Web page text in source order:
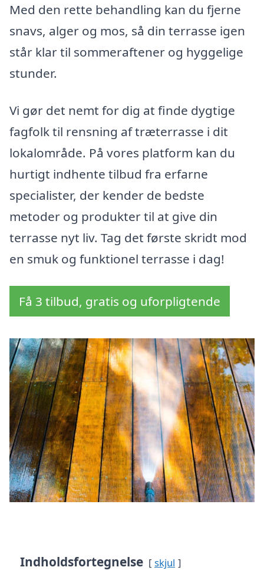
Med den rette behandling kan du fjerne
snavs, alger og mos, så din terrasse igen
står klar til sommeraftener og hyggelige
stunder.
Vi gør det nemt for dig at finde dygtige
fagfolk til rensning af træterrasse i dit
lokalområde. På vores platform kan du
hurtigt indhente tilbud fra erfarne
specialister, der kender de bedste
metoder og produkter til at give din
terrasse nyt liv. Tag det første skridt mod
en smuk og funktionel terrasse i dag!
Få 3 tilbud, gratis og uforpligtende
Indholdsfortegnelse skjul